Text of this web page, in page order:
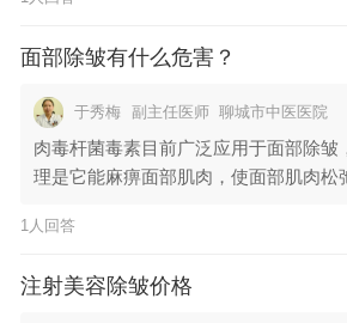
面部除皱有什么危害？
于秀梅 副主任医师 聊城市中医医院
肉毒杆菌毒素目前广泛应用于面部除皱
理是它能麻痹面部肌肉，使面部肌肉松
1人回答
注射美容除皱价格